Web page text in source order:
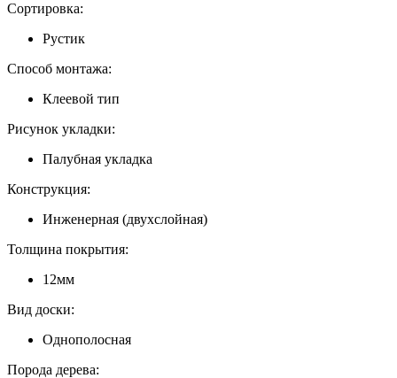
Сортировка:
Рустик
Способ монтажа:
Клеевой тип
Рисунок укладки:
Палубная укладка
Конструкция:
Инженерная (двухслойная)
Толщина покрытия:
12мм
Вид доски:
Однополосная
Порода дерева: